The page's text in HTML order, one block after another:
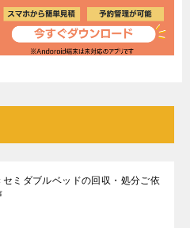
セミダブルベッドの回収・処分ご依